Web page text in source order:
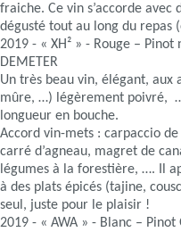
fraiche. Ce vin s’accorde
dégusté tout au long du repas
2019 - « XH² » - Rouge –
DEMETER
Un très beau vin, élégant, aux
mûre, …) légèrement poivré,
longueur en bouche.
Accord vin-mets : carpaccio
carré d’agneau, magret de
légumes à la forestière, …. Il
à des plats épicés (tajine,
seul, juste pour le plaisir !
2019 - « AWA » - Blanc –